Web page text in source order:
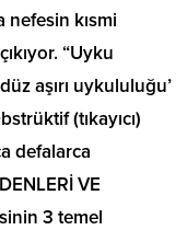
nefesin kısmi
“Uyku
aşırı uykululuğu’
(tıkayıcı)
defalarca
VE
3 temel